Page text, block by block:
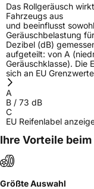
Das Rollgeräusch
Fahrzeugs aus
und beeinflusst
Geräuschbelastung
Dezibel (dB)
aufgeteilt: von A
Geräuschklasse). Die
sich an EU
A
B / 73 dB
C
EU Reifenlabel
Ihre Vorteile beim
Größte Auswahl